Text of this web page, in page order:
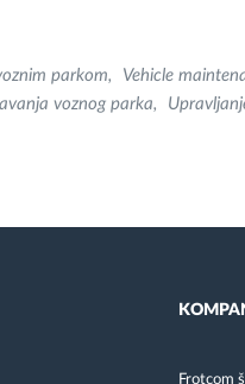
parkom Vehicle
voznog parka
Frotcom